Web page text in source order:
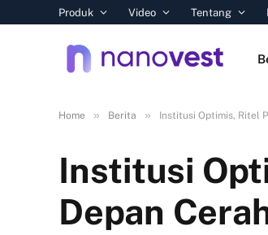
Produk Video Tentang
Home » Berita » Institusi Optimis, Ritel
Institusi
Depan